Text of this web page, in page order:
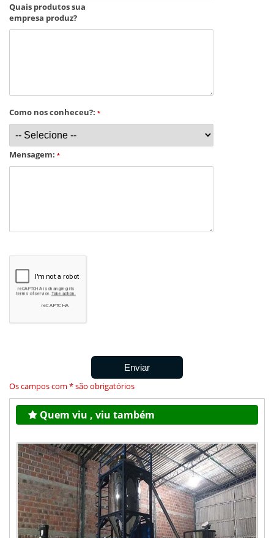
Quais produtos sua
empresa produz?
Como nos conheceu?: *
Mensagem: *
Os campos com * são obrigatórios
Quem viu , viu também